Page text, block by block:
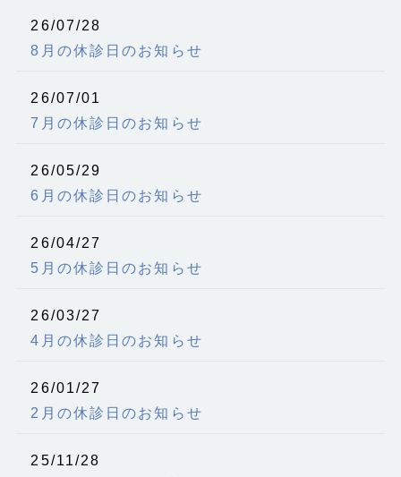
26/07/28
8月の休診日のお知らせ
26/07/01
7月の休診日のお知らせ
26/05/29
6月の休診日のお知らせ
26/04/27
5月の休診日のお知らせ
26/03/27
4月の休診日のお知らせ
26/01/27
2月の休診日のお知らせ
25/11/28